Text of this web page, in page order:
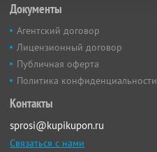
Документы
Агентский договор
Лицензионный договор
Публичная оферта
Политика конфиденциальности
Контакты
sprosi@kupikupon.ru
Связаться с нами